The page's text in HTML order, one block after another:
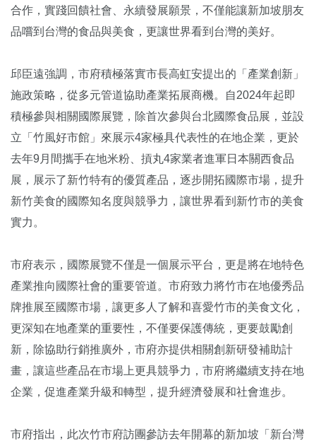
合作，實踐回饋社會、永續發展願景，不僅能讓新加坡朋友
品嚐到台灣的食品與美食，更讓世界看到台灣的美好。
邱臣遠強調，市府積極落實市長高虹安提出的「產業創新」
施政策略，從多元管道協助產業拓展商機。自2024年起即
積極參與相關國際展覽，除首次參與台北國際食品展，並設
立「竹風好市館」來展示4家極具代表性的在地企業，更於
去年9月間攜手在地米粉、摃丸4家業者進軍日本關西食品
展，展示了新竹特有的優質產品，逐步開拓國際市場，提升
新竹美食的國際知名度與競爭力，讓世界看到新竹市的美食
實力。
市府表示，國際展覽不僅是一個展示平台，更是將在地特色
產業推向國際社會的重要管道。市府致力將竹市在地優秀品
牌推展至國際市場，讓更多人了解和喜愛竹市的美食文化，
更深知在地產業的重要性，不僅要保護傳統，更要鼓勵創
新，除協助行銷推廣外，市府亦提供相關創新研發補助計
畫，讓這些產品在市場上更具競爭力，市府將繼續支持在地
企業，促進產業升級和轉型，提升經濟發展和社會進步。
市府指出，此次竹市府訪團參訪去年開幕的新加坡「新台灣